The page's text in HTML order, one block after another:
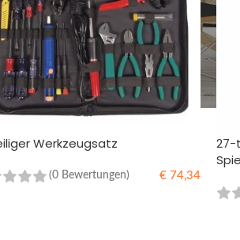
Werkzeugsatz
(0 Bewertungen) € 74,34
27-